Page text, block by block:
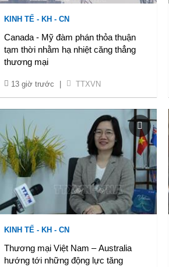
KINH TẾ - KH - CN
Canada - Mỹ đàm phán thỏa thuận
tạm thời nhằm hạ nhiệt căng thẳng
thương mại
13 giờ trước TTXVN
KINH TẾ - KH - CN
Thương mại Việt Nam – Australia
hướng tới những động lực tăng